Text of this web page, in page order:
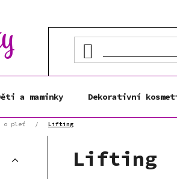
a maminky Dekorativní
o pleť / Lifting
Lifting